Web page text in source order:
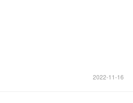
2022-11-16